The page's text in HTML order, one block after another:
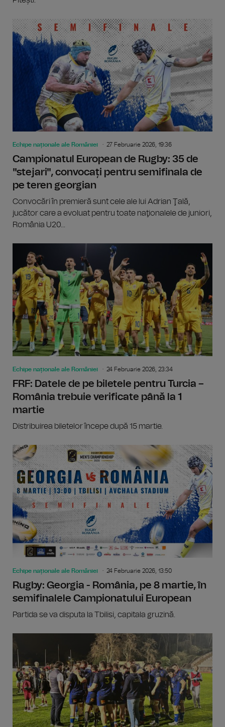
Echipe naționale ale României 27 Februarie 2026, 19:36
Campionatul European de Rugby: 35 de
"stejari", convocați pentru semifinala de
pe teren georgian
Convocări în premieră sunt cele ale lui Adrian Ţală,
jucător care a evoluat pentru toate naţionalele de juniori,
România U20...
Echipe naționale ale României 24 Februarie 2026, 23:34
FRF: Datele de pe biletele pentru Turcia –
România trebuie verificate până la 1
martie
Distribuirea biletelor începe după 15 martie.
Echipe naționale ale României 24 Februarie 2026, 13:50
Rugby: Georgia - România, pe 8 martie, în
semifinalele Campionatului European
Partida se va disputa la Tbilisi, capitala gruzină.